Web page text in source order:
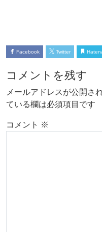
Facebook Twitter
コメントを残す
メールアドレスが公開さ
ている欄は必須項目です
コメント ※